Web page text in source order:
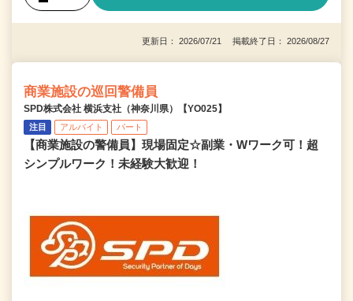
更新日： 2026/07/21 掲載終了日： 2026/08/27
商業施設の巡回警備員
SPD株式会社 横浜支社（神奈川県）【YO025】
注目 アルバイト パート
【商業施設の警備員】現場固定☆副業・Wワーク可！超
シンプルワーク！未経験大歓迎！